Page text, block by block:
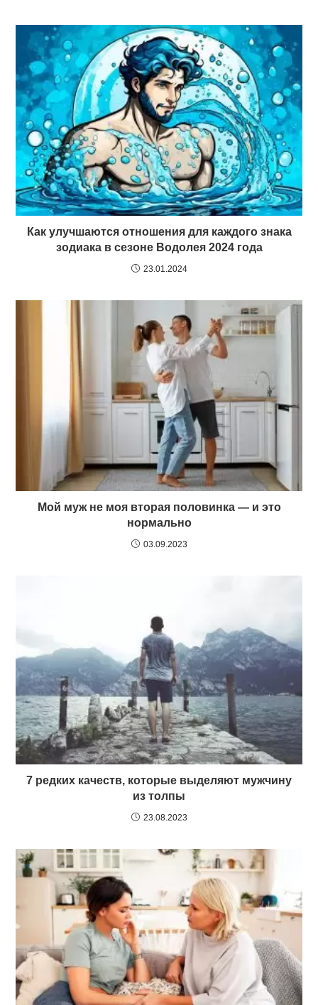
Как улучшаются отношения для каждого знака
зодиака в сезоне Водолея 2024 года
23.01.2024
Мой муж не моя вторая половинка — и это
нормально
03.09.2023
7 редких качеств, которые выделяют мужчину
из толпы
23.08.2023